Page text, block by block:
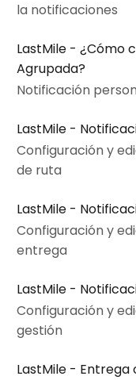
la notificaciones
LastMile - ¿Cómo
Agrupada?
Notificación
LastMile -
Configuración y edición de la notificación de inicio
de ruta
LastMile -
Configuración y edición de la notificación de pre
entrega
LastMile -
Configuración y edición de la notificación de
gestión
LastMile - Entrega